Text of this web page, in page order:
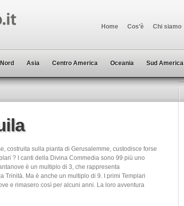
Home Cos’è Chi siamo
Asia Centro America Oceania Sud America
costruita sulla pianta di Gerusalemme, custodisce forse
? I canti della Divina Commedia sono 99 più uno
è un multiplo di 3, che rappresenta
Trinità. Ma è anche un multiplo di 9. I primi Templari
e rimasero così per alcuni anni. La loro avventura